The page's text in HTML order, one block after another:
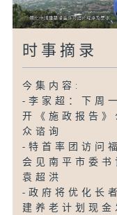
时事摘录
今集内容:
-李家超：下周
开《施政报告》
众谘询
-特首率团访问
会见南平市委书
袁超洪
-政府将优化长
建养老计划现金